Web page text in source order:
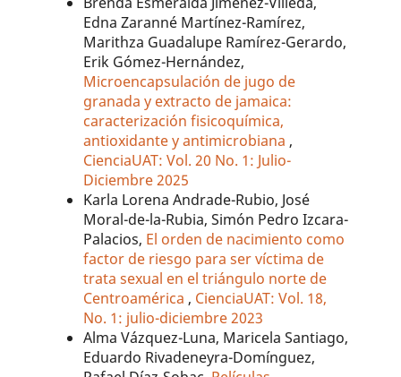
Edna Zaranné Martínez-Ramírez,
Marithza Guadalupe Ramírez-Gerardo,
Erik Gómez-Hernández,
Microencapsulación de jugo de
granada y extracto de jamaica:
caracterización fisicoquímica,
antioxidante y antimicrobiana ,
CienciaUAT: Vol. 20 No. 1: Julio-
Diciembre 2025
Karla Lorena Andrade-Rubio, José
Moral-de-la-Rubia, Simón Pedro Izcara-
Palacios, El orden de nacimiento como
factor de riesgo para ser víctima de
trata sexual en el triángulo norte de
Centroamérica , CienciaUAT: Vol. 18,
No. 1: julio-diciembre 2023
Alma Vázquez-Luna, Maricela Santiago,
Eduardo Rivadeneyra-Domínguez,